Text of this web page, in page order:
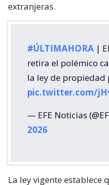
extranjeras.
#ÚLTIMAHORA |
retira el polémico
la ley de propiedad
pic.twitter.com/
— EFE Noticias
2026
La ley vigente establece